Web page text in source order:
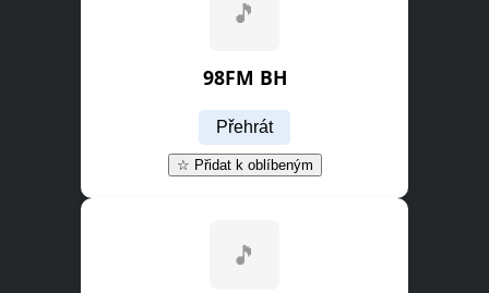
98FM BH
Přehrát
☆ Přidat k oblíbeným
🎵